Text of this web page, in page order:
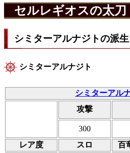
セルレギオスの太刀
シミターアルナジトの派生
シミターアルナジト
シミターアル
攻撃
300
レア度
スロ 百